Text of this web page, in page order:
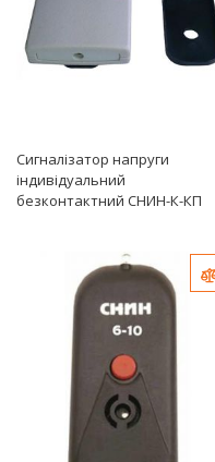
Сигналізатор напруги
індивідуальний
безконтактний СНИН-К-КП